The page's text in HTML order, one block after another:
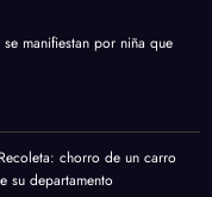
manifiestan por niña que
chorro de un carro
su departamento